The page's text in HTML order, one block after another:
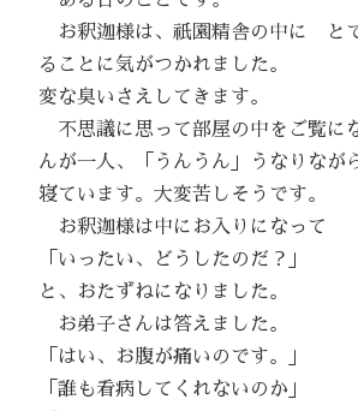
お釈迦様は、祇園精舎の中に と
ることに気がつかれました。
変な臭いさえしてきます。
不思議に思って部屋の中をご覧に
んが一人、「うんうん」うなりなが
寝ています。大変苦しそうです。
お釈迦様は中にお入りになって
「いったい、どうしたのだ？」
と、おたずねになりました。
お弟子さんは答えました。
「はい、お腹が痛いのです。」
「誰も看病してくれないのか」